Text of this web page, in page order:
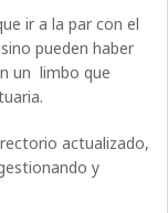
ir a la par con el
pueden haber
un limbo que
actualizado,
y